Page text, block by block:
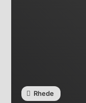
Rhede